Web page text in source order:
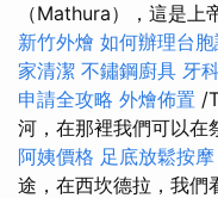
（Mathura），這是上
新竹外燴 如何辦理台胞
家清潔 不鏽鋼廚具 牙
申請全攻略 外燴佈置 /
河，在那裡我們可以在
阿姨價格 足底放鬆按摩
途，在西坎德拉，我們